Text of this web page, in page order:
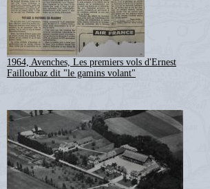
1964, Avenches, Les premiers vols d'Ernest
Failloubaz dit "le gamins volant"